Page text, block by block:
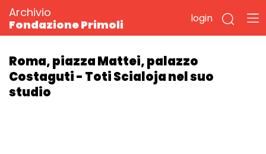
Archivio
Fondazione Primoli
login
Roma, piazza Mattei, palazzo
Costaguti - Toti Scialoja nel suo
studio